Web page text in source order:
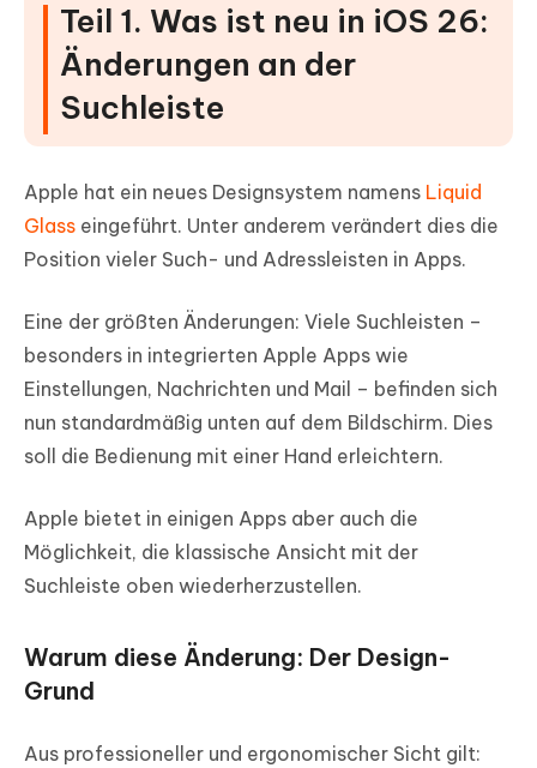
Teil 1. Was ist neu in iOS 26:
Änderungen an der
Suchleiste
Apple hat ein neues Designsystem namens Liquid
Glass eingeführt. Unter anderem verändert dies die
Position vieler Such- und Adressleisten in Apps.
Eine der größten Änderungen: Viele Suchleisten –
besonders in integrierten Apple Apps wie
Einstellungen, Nachrichten und Mail – befinden sich
nun standardmäßig unten auf dem Bildschirm. Dies
soll die Bedienung mit einer Hand erleichtern.
Apple bietet in einigen Apps aber auch die
Möglichkeit, die klassische Ansicht mit der
Suchleiste oben wiederherzustellen.
Warum diese Änderung: Der Design-
Grund
Aus professioneller und ergonomischer Sicht gilt: